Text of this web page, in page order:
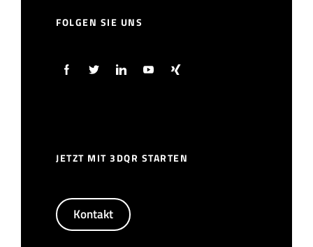
FOLGEN SIE UNS
JETZT MIT 3DQR STARTEN
Kontakt